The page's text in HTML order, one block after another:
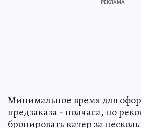
Минимальное время для
предзаказа - полчаса, но
бронировать катер за